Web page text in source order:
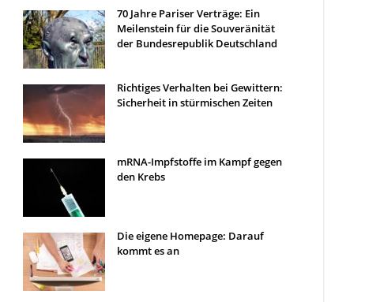
70 Jahre Pariser Verträge: Ein
Meilenstein für die Souveränität
der Bundesrepublik Deutschland
Richtiges Verhalten bei Gewittern:
Sicherheit in stürmischen Zeiten
mRNA-Impfstoffe im Kampf gegen
den Krebs
Die eigene Homepage: Darauf
kommt es an